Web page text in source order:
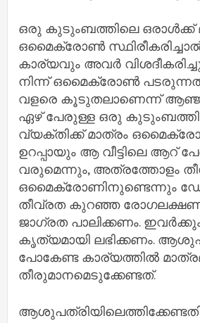
ഒരു കുടുംബത്തിലെ ഒരാള്‍ക്ക്
ഒമൈക്രോണ്‍
കാര്യവും അവര്‍
നിന്ന് ഒമൈക്രോണ്‍
വളരെ കൂടുതലാണെന്ന്
ഏഴ് പേരുള്ള ഒരു
വ്യക്തിക്ക് മാത്രം
ഉറപ്പായും ആ വീട്ടിലെ ആറ്
വരുമെന്നും, അത്രത്തോളം
ഒമൈക്രോണിനുണ്ടെന്നും
തീവ്രത കുറഞ്ഞ
ജാഗ്രത പാലിക്കണം.
കൃത്യമായി ലഭിക്കണം.
പോകേണ്ട കാര്യത്തില്‍
തീരുമാനമെടുക്കേണ്ടത്.